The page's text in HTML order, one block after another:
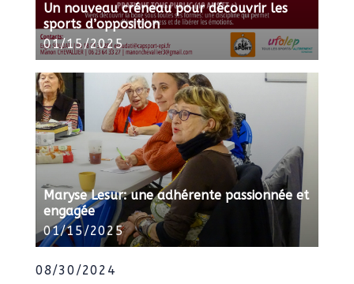
Un nouveau créneau pour découvrir les
sports d’opposition
01/15/2025
Maryse Lesur: une adhérente passionnée et
engagée
01/15/2025
08/30/2024